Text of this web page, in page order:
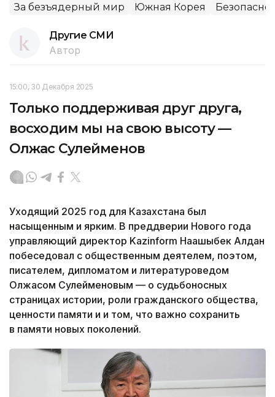
За безъядерный мир Южная Корея
Другие СМИ
Автор
15:00, 30 Декабря 2025
Только поддерживая друг друга,
восходим мы на свою высоту —
Олжас Сулейменов
Уходящий 2025 год для Казахстана был
насыщенным и ярким. В преддверии Нового года
управляющий директор Kazinform Нағашыбек Алдан
побеседовал с общественным деятелем, поэтом,
писателем, дипломатом и литературоведом
Олжасом Сулейменовым — о судьбоносных
страницах истории, роли гражданского общества,
ценности памяти и и том, что важно сохранить
в памяти новых поколений.